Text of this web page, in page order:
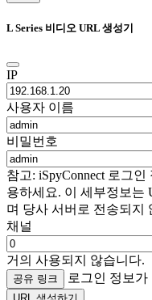
L Series 비디오 URL 생성기
IP
사용자 이름
비밀번호
참고: iSpyConnect 로그
용하세요. 이 세부정보는
며 당사 서버로 전송되지
채널
거의 사용되지 않습니다.
공유 링크 로그인 정보